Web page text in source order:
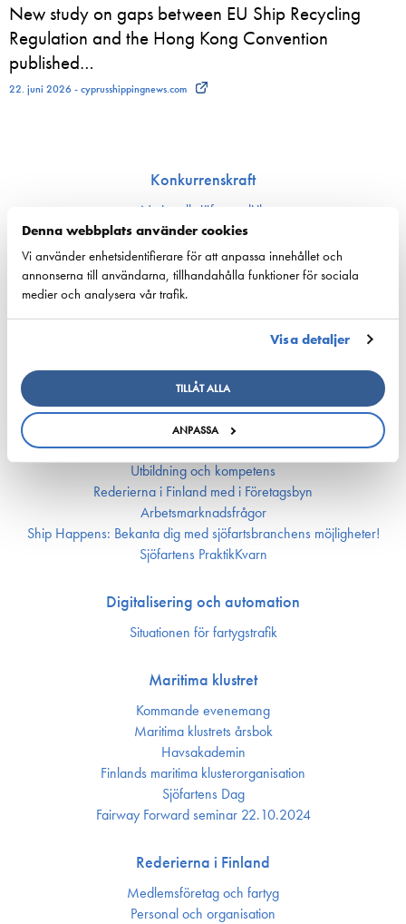
Denna webbplats använder cookies
Vi använder enhetsidentifierare för att anpassa innehållet och
annonserna till användarna, tillhandahålla funktioner för sociala
medier och analysera vår trafik.
Visa detaljer
TILLÅT ALLA
ANPASSA
New study on gaps between EU Ship Recycling
Regulation and the Hong Kong Convention
published…
22. juni 2026 - cyprusshippingnews.com
Konkurrenskraft
Nationell sjöfartspolitik
Sjöfarts­politik inom EU
Nyckeltal för sjöfarten
Ansvarsfullhet
Säkerhet
Arbetsmarknad och kompetens
Bemannings och kompetens­frågor
Utbildning och kompetens
Rederierna i Finland med i Företagsbyn
Arbetsmarknadsfrågor
Ship Happens: Bekanta dig med sjöfartsbranchens möjligheter!
Sjöfartens PraktikKvarn
Digitalisering och automation
Situationen för fartygstrafik
Maritima klustret
Kommande evenemang
Maritima klustrets årsbok
Havsakademin
Finlands maritima kluster­organisation
Sjöfartens Dag
Fairway Forward seminar 22.10.2024
Rederierna i Finland
Medlemsföretag och fartyg
Personal och organisation